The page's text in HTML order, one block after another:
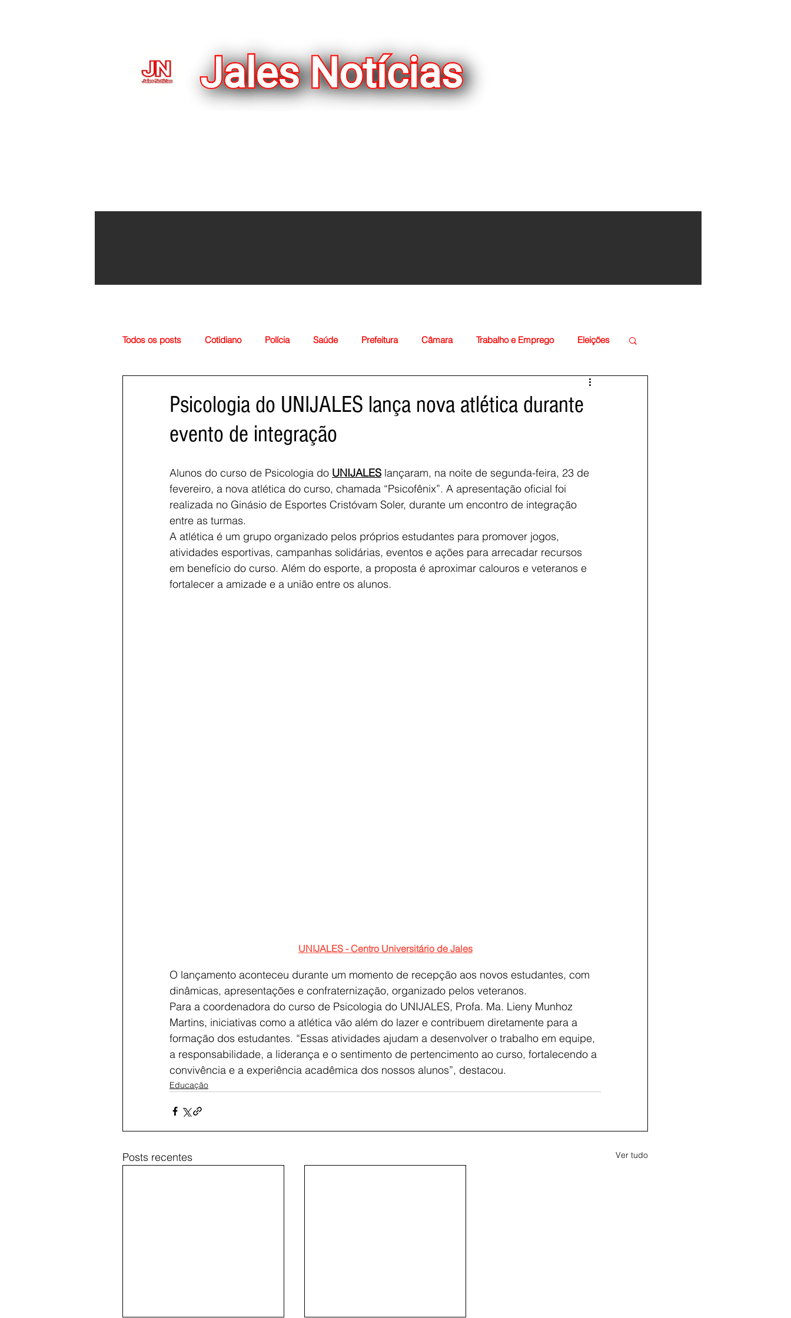
Voltar
Todos os posts Cotidiano Polícia Saúde Prefeitura Câmara Trabalho e Emprego Eleições
Psicologia do UNIJALES lança nova atlética durante
evento de integração
Alunos do curso de Psicologia do UNIJALES lançaram, na noite de segunda-feira, 23 de
fevereiro, a nova atlética do curso, chamada “Psicofênix”. A apresentação oficial foi
realizada no Ginásio de Esportes Cristóvam Soler, durante um encontro de integração
entre as turmas.
A atlética é um grupo organizado pelos próprios estudantes para promover jogos,
atividades esportivas, campanhas solidárias, eventos e ações para arrecadar recursos
em benefício do curso. Além do esporte, a proposta é aproximar calouros e veteranos e
fortalecer a amizade e a união entre os alunos.
UNIJALES - Centro Universitário de Jales
O lançamento aconteceu durante um momento de recepção aos novos estudantes, com
dinâmicas, apresentações e confraternização, organizado pelos veteranos.
Para a coordenadora do curso de Psicologia do UNIJALES, Profa. Ma. Lieny Munhoz
Martins, iniciativas como a atlética vão além do lazer e contribuem diretamente para a
formação dos estudantes. “Essas atividades ajudam a desenvolver o trabalho em equipe,
a responsabilidade, a liderança e o sentimento de pertencimento ao curso, fortalecendo a
convivência e a experiência acadêmica dos nossos alunos”, destacou.
Educação
Posts recentes Ver tudo